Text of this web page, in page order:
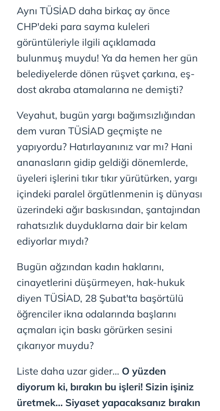
Aynı TÜSİAD daha birkaç ay önce
CHP'deki para sayma kuleleri
görüntüleriyle ilgili açıklamada
bulunmuş muydu! Ya da hemen her gün
belediyelerde dönen rüşvet çarkına, eş-
dost akraba atamalarına ne demişti?
Veyahut, bugün yargı bağımsızlığından
dem vuran TÜSİAD geçmişte ne
yapıyordu? Hatırlayanınız var mı? Hani
ananasların gidip geldiği dönemlerde,
üyeleri işlerini tıkır tıkır yürütürken, yargı
içindeki paralel örgütlenmenin iş dünyası
üzerindeki ağır baskısından, şantajından
rahatsızlık duyduklarna dair bir kelam
ediyorlar mıydı?
Bugün ağzından kadın haklarını,
cinayetlerini düşürmeyen, hak-hukuk
diyen TÜSİAD, 28 Şubat'ta başörtülü
öğrenciler ikna odalarında başlarını
açmaları için baskı görürken sesini
çıkarıyor muydu?
Liste daha uzar gider… O yüzden
diyorum ki, bırakın bu işleri! Sizin işiniz
üretmek… Siyaset yapacaksanız bırakın